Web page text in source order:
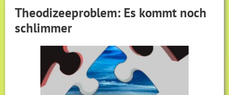
Theodizeeproblem: Es kommt noch
schlimmer